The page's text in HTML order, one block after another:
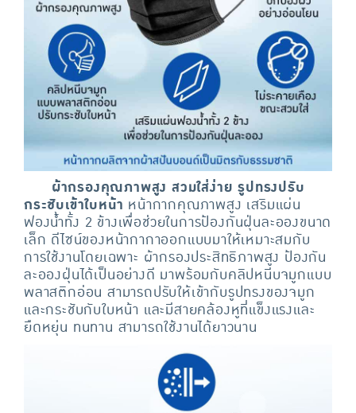
ผ้ากรองคุณภาพสูง สวมใส่ง่าย รูปทรงปรับ
กระชับเข้าใบหน้า หน้ากากคุณภาพสูง เสริมแผ่น
ฟองน้ำทั้ง 2 ข้างเพื่อช่วยในการป้องกันฝุ่นละอองขนาด
เล็ก ดีไซน์ของหน้ากากาออกแบบมาให้เหมาะสมกับ
การใช้งานโดยเฉพาะ ผ้ากรองประสิทธิภาพสูง ป้องกัน
ละอองฝุ่นได้เป็นอย่างดี มาพร้อมกับคลิปหนีบจมูกแบบ
พลาสติกอ่อน สามารถปรับให้เข้ากับรูปทรงของจมูก
และกระชับกับใบหน้า และมีสายคล้องหูที่แข็งแรงและ
ยืดหยุ่น ทนทาน สามารถใช้งานได้ยาวนาน